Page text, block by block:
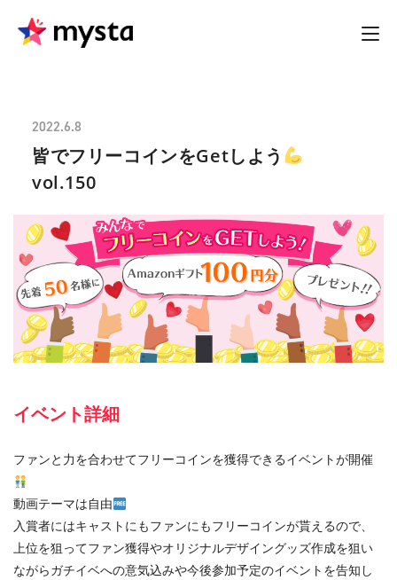
2022.6.8
皆でフリーコインをGetしよう
vol.150
イベント詳細
ファンと力を合わせてフリーコインを獲得できるイベントが開催
動画テーマは自由
入賞者にはキャストにもファンにもフリーコインが貰えるので、
上位を狙ってファン獲得やオリジナルデザイングッズ作成を狙い
ながらガチイベへの意気込みや今後参加予定のイベントを告知し